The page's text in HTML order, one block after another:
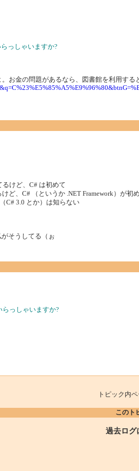
っしゃいますか?
お金の問題があるなら、図書館を利用する
けど、C# は初めて
ど、C# （というか .NET Framework）が初
C# 3.0 とか）は知らない
そうしてる（ぉ
らっしゃいますか?
トピック内
このト
過去ログ